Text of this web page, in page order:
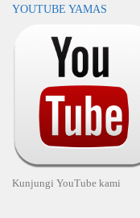
YOUTUBE YAMAS
Kunjungi YouTube kami